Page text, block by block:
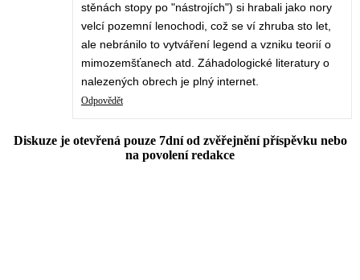
stěnách stopy po "nástrojích") si hrabali jako nory
velcí pozemní lenochodi, což se ví zhruba sto let,
ale nebránilo to vytváření legend a vzniku teorií o
mimozemšťanech atd. Záhadologické literatury o
nalezených obrech je plný internet.
Odpovědět
Diskuze je otevřená pouze 7dní od zvěřejnění příspěvku nebo
na povolení redakce